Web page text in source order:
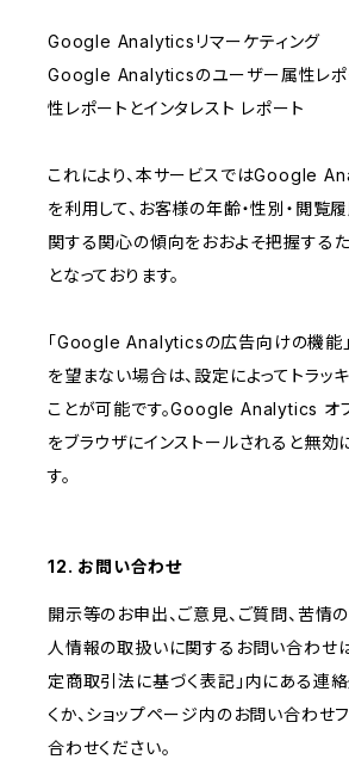
Google Analyticsリマーケティング
Google Analyticsのユーザー属性レポ
性レポートとインタレスト レポート
これにより、本サービスではGoogle
を利用して、お客様の年齢・性別・閲覧
関する関心の傾向をおおよそ把握する
となっております。
「Google Analyticsの広告向けの機能
を望まない場合は、設定によってトラッ
ことが可能です。Google Analytics オ
をブラウザにインストールされると無効
す。
12. お問い合わせ
開示等のお申出、ご意見、ご質問、苦情
人情報の取扱いに関するお問い合わせは
定商取引法に基づく表記」内にある連
くか、ショップページ内のお問い合わせ
合わせください。